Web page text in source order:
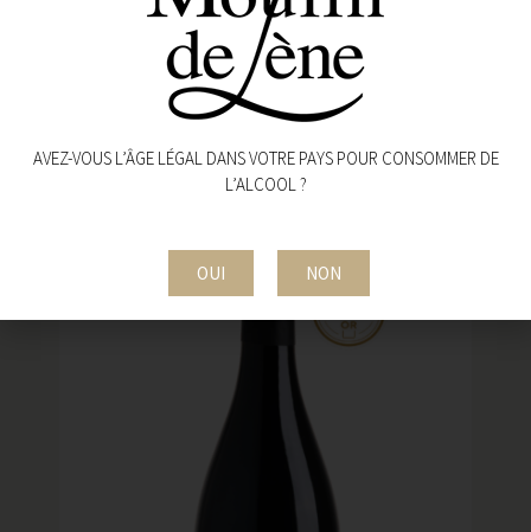
Produits similaires
AVEZ-VOUS L’ÂGE LÉGAL DANS VOTRE PAYS POUR CONSOMMER DE
L’ALCOOL ?
OUI NON